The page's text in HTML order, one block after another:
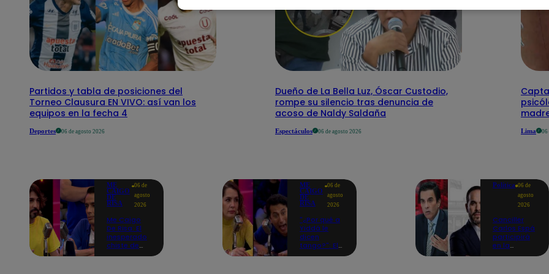
Partidos y tabla de posiciones del
Torneo Clausura EN VIVO: así van los
equipos en la fecha 4
Deportes 06 de agosto 2026
Dueño de La Bella Luz, Óscar Custodio,
rompe su silencio tras denuncia de
acoso de Naldy Saldaña
Espectáculos 06 de agosto 2026 Lima 06
ME
CAIGO
DE
RISA
06 de
agosto
2026
Me Caigo
De Risa: El
inesperado
chiste de
ME
CAIGO
DE
RISA
06 de
agosto
2026
"¿Por qué a
Yiddá le
dicen
tango?": El
Política 06 de
agosto
2026
Canciller
Carlos Espá
participirá
en la